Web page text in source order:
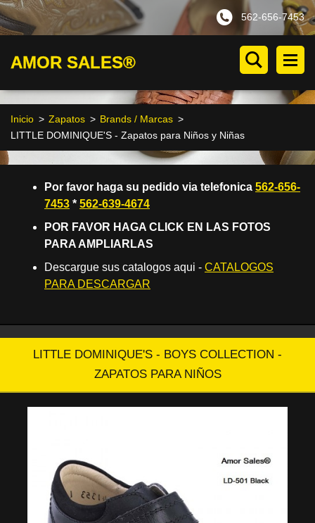
562-656-7453
AMOR SALES®
Inicio > Zapatos > Brands / Marcas >
LITTLE DOMINIQUE'S - Zapatos para Niños y Niñas
Por favor haga su pedido via telefonica 562-656-
7453 * 562-639-4674
POR FAVOR HAGA CLICK EN LAS FOTOS
PARA AMPLIARLAS
Descargue sus catalogos aqui - CATALOGOS
PARA DESCARGAR
LITTLE DOMINIQUE'S - BOYS COLLECTION -
ZAPATOS PARA NIÑOS